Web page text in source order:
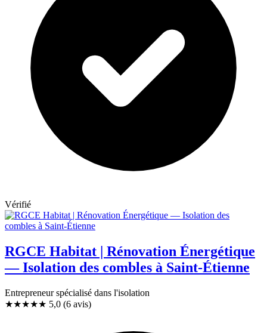
Vérifié
RGCE Habitat | Rénovation Énergétique
— Isolation des combles à Saint-Étienne
Entrepreneur spécialisé dans l'isolation
★★★★★ 5,0 (6 avis)